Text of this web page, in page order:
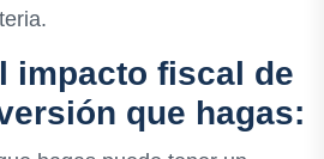
impacto fiscal de
que hagas: